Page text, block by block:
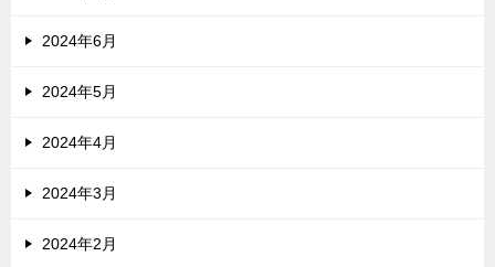
2024年6月
2024年5月
2024年4月
2024年3月
2024年2月